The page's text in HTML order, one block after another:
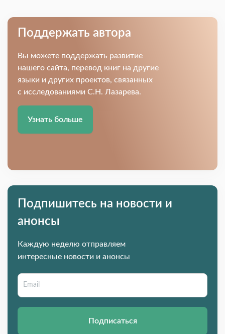
Поддержать автора
Вы можете поддержать развитие
нашего сайта, перевод книг на другие
языки и других проектов, связанных
с исследованиями С.Н. Лазарева.
Узнать больше
Подпишитесь на новости и
анонсы
Каждую неделю отправляем
интересные новости и анонсы
Подписаться